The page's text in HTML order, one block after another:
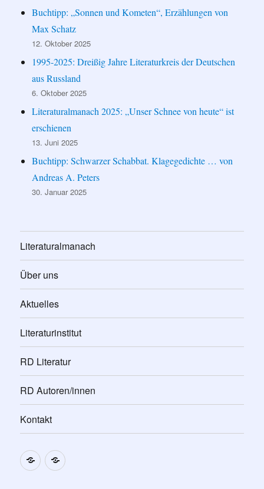
Buchtipp: „Sonnen und Kometen“, Erzählungen von
Max Schatz
12. Oktober 2025
1995-2025: Dreißig Jahre Literaturkreis der Deutschen
aus Russland
6. Oktober 2025
Literaturalmanach 2025: „Unser Schnee von heute“ ist
erschienen
13. Juni 2025
Buchtipp: Schwarzer Schabbat. Klagegedichte … von
Andreas A. Peters
30. Januar 2025
Literaturalmanach
Über uns
Aktuelles
Literaturinstitut
RD Literatur
RD Autoren/innen
Kontakt
ImpressumDatenschutzerklärung